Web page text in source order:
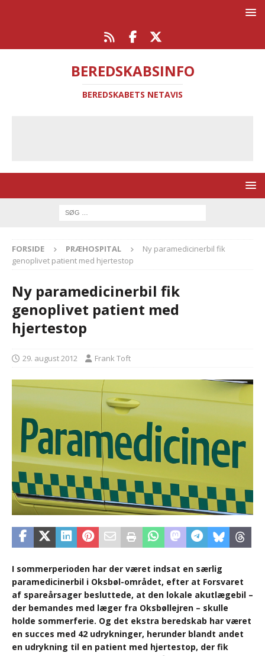
BEREDSKABSINFO
BEREDSKABETS NETAVIS
FORSIDE PRÆHOSPITAL
Ny paramedicinerbil fik
genoplivet patient med hjertestop
Ny paramedicinerbil fik
genoplivet patient med
hjertestop
29. august 2012 Frank Toft
I sommerperioden har der været indsat en særlig
paramedicinerbil i Oksbøl-området, efter at Forsvaret
af spareårsager besluttede, at den lokale akutlægebil –
der bemandes med læger fra Oksbøllejren – skulle
holde sommerferie. Og det ekstra beredskab har været
en succes med 42 udrykninger, herunder blandt andet
en udrykning til en patient med hjertestop, der fik